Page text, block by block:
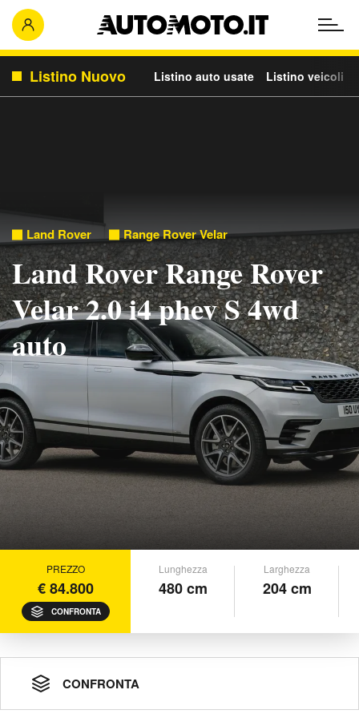
Listino Nuovo Listino auto usate Listino veicoli
Land Rover Range Rover Velar
Land Rover Range Rover
Velar 2.0 i4 phev S 4wd
auto
PREZZO
€ 84.800
CONFRONTA
Lunghezza
480 cm
Larghezza
204 cm
CONFRONTA